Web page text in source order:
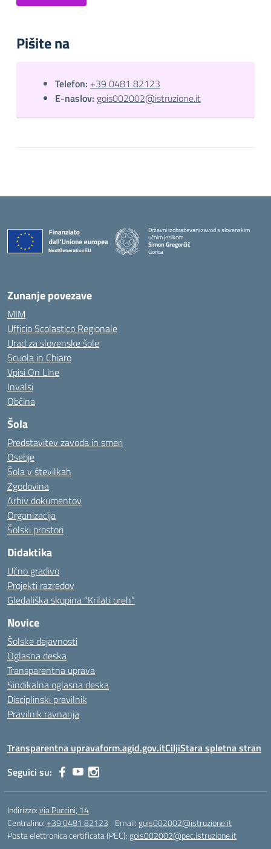
Pišite na
Telefon: +39 0481 82123
E-naslov: gois002002@istruzione.it
Državni izobraževani zavod s slovenskim
učnim jezikom
Simon Gregorčič
Gorica
Zunanje povezave
MIM
Ufficio Scolastico Regionale
Urad za slovenske šole
Scuola in Chiaro
Vpisi On Line
Invalsi
Občina
Šola
Predstavitev zavoda in smeri
Osebje
Šola v številkah
Zgodovina
Arhiv dokumentov
Organizacija
Šolski prostori
Didaktika
Učno gradivo
Projekti razredov
Gledališka skupina “Krilati oreh”
Novice
Šolske dejavnosti
Oglasna deska
Transparentna uprava
Sindikalna oglasna deska
Disciplinski pravilnik
Pravilnik ravnanja
Transparentna upravaform.agid.gov.itCiljiStara spletna stran
Seguici su:
Indirizzo:via Puccini, 14
Centralino:+39 0481 82123 Email: gois002002@istruzione.it
Posta elettronica certificata (PEC): gois002002@pec.istruzione.it